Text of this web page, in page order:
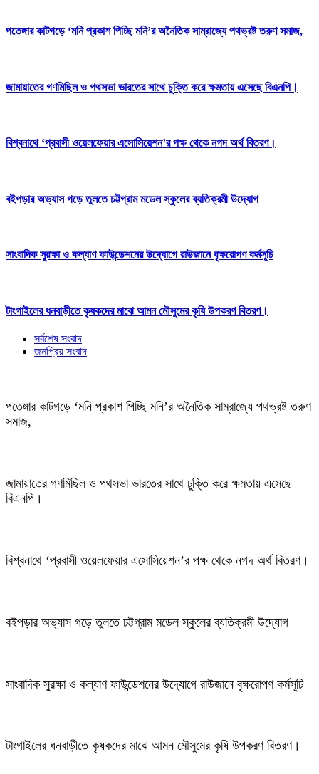
পতেঙ্গার কাটগড়ে ‘মনি প্রকাশ পিচ্ছি মনি’র অনৈতিক সাম্রাজ্যে পথভ্রষ্ট তরুণ সমাজ,
জামায়াতের গণমিছিল ও পথসভা ভারতের সাথে চুক্তি করে ক্ষমতায় এসেছে বিএনপি।
বিশ্বনাথে ‘প্রবাসী ওয়েলফেয়ার এসোসিয়েশন’র পক্ষ থেকে নগদ অর্থ বিতরণ।
বইপড়ার অভ্যাস গড়ে তুলতে চট্টগ্রাম মডেল স্কুলের ব্যতিক্রমী উদ্যোগ
সাংবাদিক সুরক্ষা ও কল্যাণ ফাউন্ডেশনের উদ্যোগে রাউজানে বৃক্ষরোপণ কর্মসূচি
টাংগাইলের ধনবাড়ীতে কৃষকদের মাঝে আমন মৌসুমের কৃষি উপকরণ বিতরণ।
সর্বশেষ সংবাদ
জনপ্রিয় সংবাদ
পতেঙ্গার কাটগড়ে ‘মনি প্রকাশ পিচ্ছি মনি’র অনৈতিক সাম্রাজ্যে পথভ্রষ্ট তরুণ
সমাজ,
জামায়াতের গণমিছিল ও পথসভা ভারতের সাথে চুক্তি করে ক্ষমতায় এসেছে
বিএনপি।
বিশ্বনাথে ‘প্রবাসী ওয়েলফেয়ার এসোসিয়েশন’র পক্ষ থেকে নগদ অর্থ বিতরণ।
বইপড়ার অভ্যাস গড়ে তুলতে চট্টগ্রাম মডেল স্কুলের ব্যতিক্রমী উদ্যোগ
সাংবাদিক সুরক্ষা ও কল্যাণ ফাউন্ডেশনের উদ্যোগে রাউজানে বৃক্ষরোপণ কর্মসূচি
টাংগাইলের ধনবাড়ীতে কৃষকদের মাঝে আমন মৌসুমের কৃষি উপকরণ বিতরণ।